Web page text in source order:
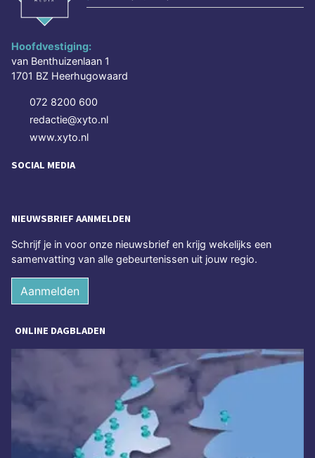
Hoofdvestiging:
van Benthuizenlaan 1
1701 BZ Heerhugowaard
072 8200 600
redactie@xyto.nl
www.xyto.nl
SOCIAL MEDIA
NIEUWSBRIEF AANMELDEN
Schrijf je in voor onze nieuwsbrief en krijg wekelijks een
samenvatting van alle gebeurtenissen uit jouw regio.
Aanmelden
ONLINE DAGBLADEN